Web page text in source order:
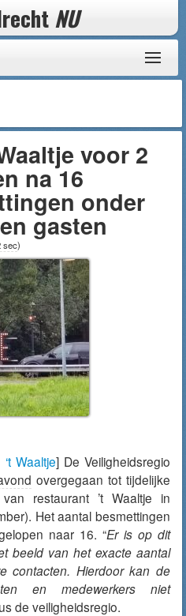
NU
voor 2
na 16
onder
gasten
sec)
Waaltje] De Veiligheidsregio
overgegaan tot tijdelijke
restaurant ’t Waaltje in
Het aantal besmettingen
naar 16. “Er is op dit
beeld van het exacte aantal
contacten. Hierdoor kan de
en medewerkers niet
de veiligheidsregio.